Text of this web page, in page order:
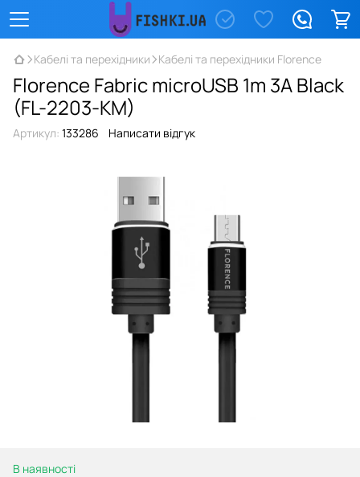
Кабелі та перехідники Кабелі та перехідники Florence
Florence Fabric microUSB 1m 3A Black
(FL-2203-KM)
Артикул: 133286 Написати відгук
В наявності